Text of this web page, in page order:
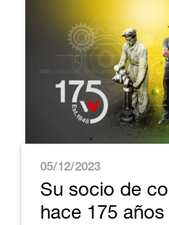
05/12/2023
Su socio de
hace 175 años